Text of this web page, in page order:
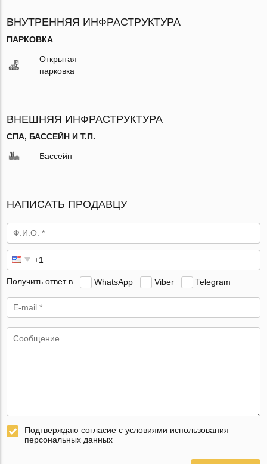
ВНУТРЕННЯЯ ИНФРАСТРУКТУРА
ПАРКОВКА
Открытая
парковка
ВНЕШНЯЯ ИНФРАСТРУКТУРА
СПА, БАССЕЙН И Т.П.
Бассейн
НАПИСАТЬ ПРОДАВЦУ
Получить ответ в WhatsApp Viber Telegram
Подтверждаю согласие с условиями использования
персональных данных